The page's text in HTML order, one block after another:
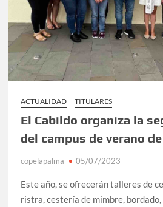
ACTUALIDAD TITULARES
El Cabildo organiza la
del campus de verano
copelapalma 05/07/2023
Este año, se ofrecerán talleres de
ristra, cestería de mimbre,